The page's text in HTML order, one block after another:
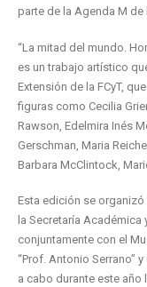
parte de la Agenda M de
“La mitad del mundo.
es un trabajo artístico
Extensión de la FCyT,
figuras como Cecilia
Rawson, Edelmira Inés
Gerschman, Maria
Barbara McClintock,
Esta edición se
la Secretaría Académica
conjuntamente con el
“Prof. Antonio Serrano”
a cabo durante este